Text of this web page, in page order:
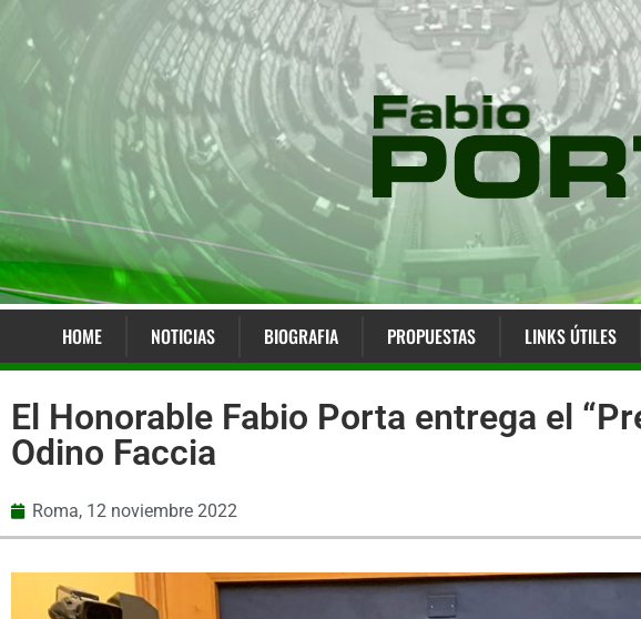
HOME NOTICIAS BIOGRAFIA PROPUESTAS LINKS ÚTILES
El Honorable Fabio Porta entrega el
Odino Faccia
Roma, 12 noviembre 2022